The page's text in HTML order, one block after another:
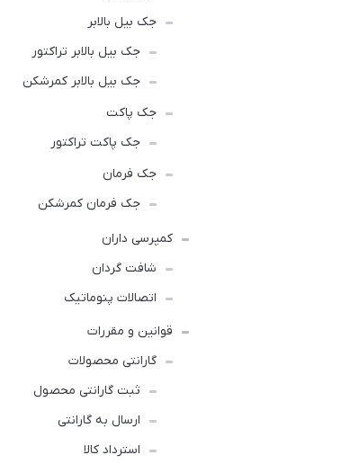
جک بیل بالابر
جک بیل بالابر تراکتور
جک بیل بالابر کمرشکن
جک پاکت
جک پاکت تراکتور
جک فرمان
جک فرمان کمرشکن
کمپرسی داران
شافت گردان
اتصالات پنوماتیک
قوانین و مقررات
گارانتی محصولات
ثبت گارانتی محصول
ارسال به گارانتی
استرداد کالا